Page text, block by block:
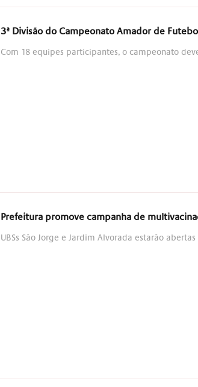
3ª Divisão do Campeonato Amador de
Com 18 equipes participantes, o campeonato
Prefeitura promove campanha de
UBSs São Jorge e Jardim Alvorada estarão